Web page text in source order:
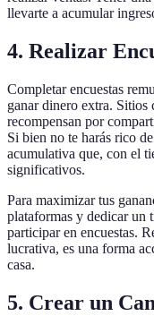
llevarte a acumular
4. Realizar
Completar encuestas
ganar dinero extra. Sitios
recompensan por
Si bien no te harás rico
acumulativa que, con el
significativos.
Para maximizar tus
plataformas y dedicar un
participar en encuestas.
lucrativa, es una forma
casa.
5. Crear un